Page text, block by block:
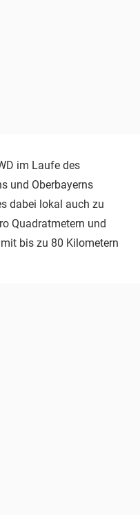
im Laufe des
und Oberbayerns
dabei lokal auch zu
Quadratmetern und
bis zu 80 Kilometern